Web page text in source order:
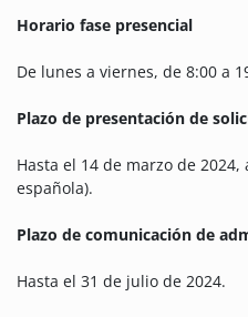
Horario fase presencial
De lunes a viernes, de 8:00 a
Plazo de presentación de
Hasta el 14 de marzo de 2024,
española).
Plazo de comunicación de
Hasta el 31 de julio de 2024.